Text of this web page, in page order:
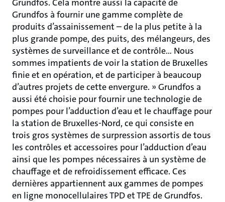
Grundfos. Cela montre aussi la capacité de
Grundfos à fournir une gamme complète de
produits d’assainissement – de la plus petite à la
plus grande pompe, des puits, des mélangeurs, des
systèmes de surveillance et de contrôle… Nous
sommes impatients de voir la station de Bruxelles
finie et en opération, et de participer à beaucoup
d’autres projets de cette envergure. » Grundfos a
aussi été choisie pour fournir une technologie de
pompes pour l’adduction d’eau et le chauffage pour
la station de Bruxelles-Nord, ce qui consiste en
trois gros systèmes de surpression assortis de tous
les contrôles et accessoires pour l’adduction d’eau
ainsi que les pompes nécessaires à un système de
chauffage et de refroidissement efficace. Ces
dernières appartiennent aux gammes de pompes
en ligne monocellulaires TPD et TPE de Grundfos.